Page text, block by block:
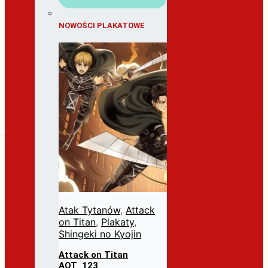
NOWOŚCI PLAKATOWE
Atak Tytanów, Attack
on Titan, Plakaty,
Shingeki no Kyojin
Attack on Titan
AOT_123